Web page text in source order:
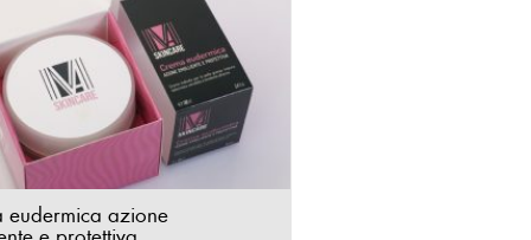
eudermica azione
e protettiva